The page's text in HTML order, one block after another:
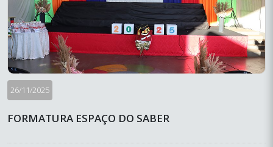
26/11/2025
FORMATURA ESPAÇO DO SABER